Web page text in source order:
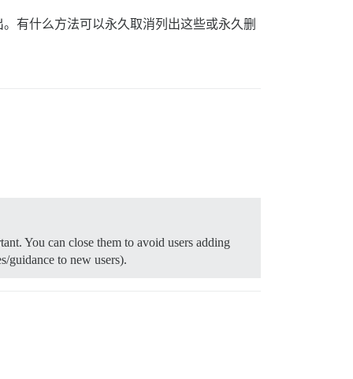
有什么方法可以永久取消列出这些或永久删
You can close them to avoid users adding
guidance to new users).